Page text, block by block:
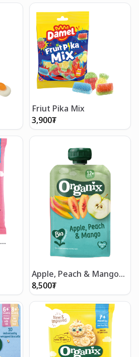
Friut Pika Mix
3,900₮
Apple, Peach & Mango
pouch / Алим, тоор,
манготой нухаш 100 гр
8,500₮